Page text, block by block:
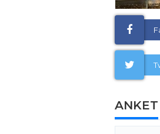
ANKET